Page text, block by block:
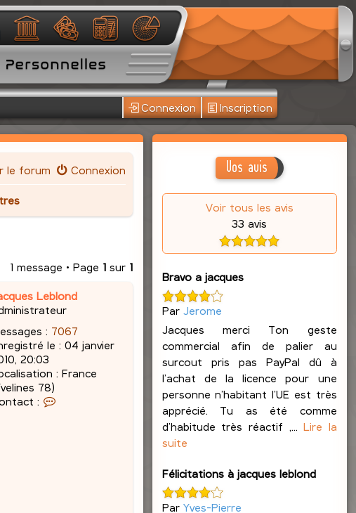
Connexion Inscription
Connexion
le forum
1 message • Page 1sur 1
Leblond
: 7067
le : 04 janvier
20:03
: France
78)
:
Vos avis
Voir tous les avis
33 avis
Bravo a jacques
Par Jerome
Jacques merci Ton geste
commercial afin de palier au
surcout pris pas PayPal dû à
l’achat de la licence pour une
personne n’habitant l’UE est très
apprécié. Tu as été comme
d’habitude très réactif ,...Lire la
suite
Félicitations à jacques leblond
Par Yves-Pierre